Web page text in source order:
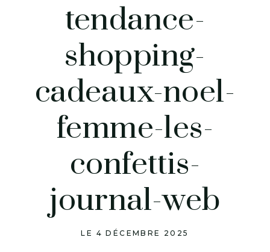
tendance-
shopping-
cadeaux-noel-
femme-les-
confettis-
journal-web
LE 4 DÉCEMBRE 2025